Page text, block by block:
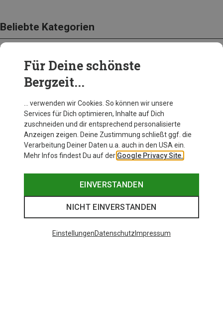
Beliebte Kategorien
BEKLEIDUNG
Für Deine schönste
Bergzeit...
… verwenden wir Cookies. So können wir unsere
Services für Dich optimieren, Inhalte auf Dich
zuschneiden und dir entsprechend personalisierte
Anzeigen zeigen. Deine Zustimmung schließt ggf. die
Verarbeitung Deiner Daten u.a. auch in den USA ein.
Mehr Infos findest Du auf der Google Privacy Site.
EINVERSTANDEN
NICHT EINVERSTANDEN
EinstellungenDatenschutz Impressum